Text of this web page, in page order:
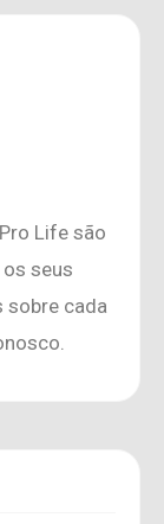
Life são
seus
sobre cada